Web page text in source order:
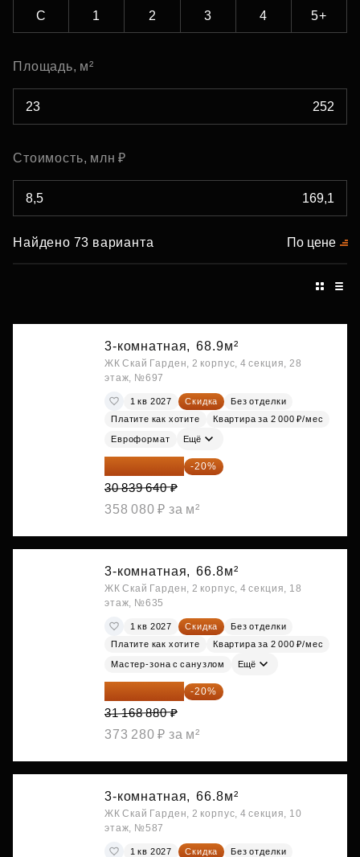
С 1 2 3 4 5+
Площадь, м²
Стоимость, млн ₽
Найдено 73 варианта По цене
3-комнатная, 68.9м²
ЖК Скай Гарден, 2 корпус, 4 секция, 28
этаж, №697
1 кв 2027 Скидка
Без отделки
Платите как хотите
Квартира за 2 000 ₽/мес
Евроформат Ещё
24 671 712 ₽ -20%
30 839 640 ₽
358 080 ₽ за м²
3-комнатная, 66.8м²
ЖК Скай Гарден, 2 корпус, 4 секция, 18
этаж, №635
1 кв 2027 Скидка
Без отделки
Платите как хотите
Квартира за 2 000 ₽/мес
Мастер-зона с санузлом Ещё
24 935 104 ₽ -20%
31 168 880 ₽
373 280 ₽ за м²
3-комнатная, 66.8м²
ЖК Скай Гарден, 2 корпус, 4 секция, 10
этаж, №587
1 кв 2027 Скидка
Без отделки